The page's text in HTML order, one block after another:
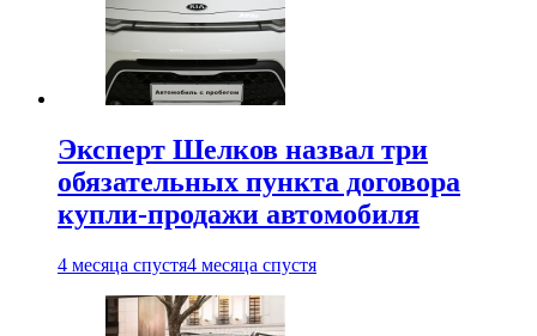
Эксперт Шелков назвал три
обязательных пункта договора
купли-продажи автомобиля
4 месяца спустя4 месяца спустя